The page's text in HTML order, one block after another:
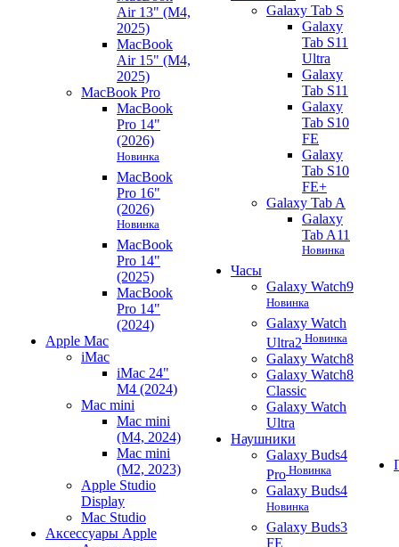
Air 13" (M4,
2025)
MacBook
Air 15" (M4,
2025)
MacBook Pro
MacBook
Pro 14"
(2026)
Новинка
MacBook
Pro 16"
(2026)
Новинка
MacBook
Pro 14"
(2025)
MacBook
Pro 14"
(2024)
Apple Mac
iMac
iMac 24"
M4 (2024)
Mac mini
Mac mini
(M4, 2024)
Mac mini
(M2, 2023)
Apple Studio
Display
Mac Studio
Аксессуары Apple
Galaxy Tab S
Galaxy
Tab S11
Ultra
Galaxy
Tab S11
Galaxy
Tab S10
FE
Galaxy
Tab S10
FE+
Galaxy Tab A
Galaxy
Tab A11
Новинка
Часы
Galaxy Watch9
Новинка
Galaxy Watch
Ultra2 Новинка
Galaxy Watch8
Galaxy Watch8
Classic
Galaxy Watch
Ultra
Наушники
Galaxy Buds4
Pro Новинка
Galaxy Buds4
Новинка
Galaxy Buds3
FE